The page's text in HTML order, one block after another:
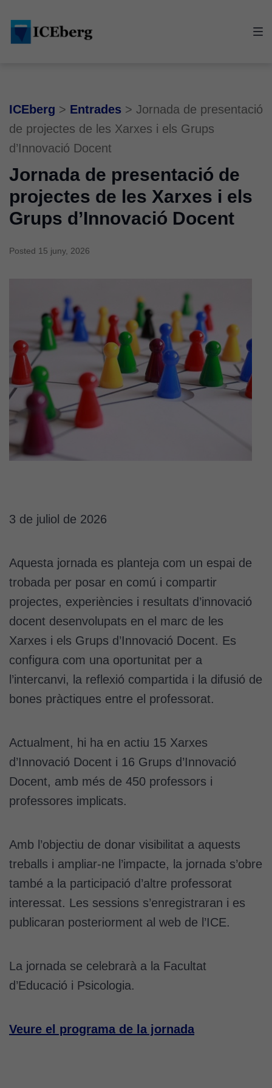
main
content
footer
ICEberg > Entrades > Jornada de presentació
de projectes de les Xarxes i els Grups
d’Innovació Docent
Jornada de presentació de
projectes de les Xarxes i els
Grups d’Innovació Docent
Posted 15 juny, 2026
3 de juliol de 2026
Aquesta jornada es planteja com un espai de
trobada per posar en comú i compartir
projectes, experiències i resultats d’innovació
docent desenvolupats en el marc de les
Xarxes i els Grups d’Innovació Docent. Es
configura com una oportunitat per a
l’intercanvi, la reflexió compartida i la difusió de
bones pràctiques entre el professorat.
Actualment, hi ha en actiu 15 Xarxes
d’Innovació Docent i 16 Grups d’Innovació
Docent, amb més de 450 professors i
professores implicats.
Amb l’objectiu de donar visibilitat a aquests
treballs i ampliar-ne l’impacte, la jornada s’obre
també a la participació d’altre professorat
interessat. Les sessions s’enregistraran i es
publicaran posteriorment al web de l’ICE.
La jornada se celebrarà a la Facultat
d’Educació i Psicologia.
Veure el programa de la jornada